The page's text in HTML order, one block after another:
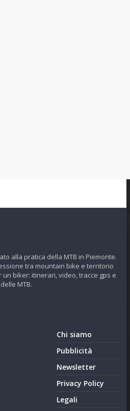
alla pratica della MTB in Piemonte.
tra mountain bike e territorio
biker: itinerari, video, tracce gps e
MTB.
Chi siamo
Pubblicità
Newsletter
Privacy Policy
Legali